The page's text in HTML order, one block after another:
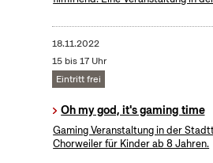
18.11.2022
15 bis 17 Uhr
Eintritt frei
Oh my god, it's gaming time
Gaming Veranstaltung in der
Chorweiler für Kinder ab 8 Jahren.